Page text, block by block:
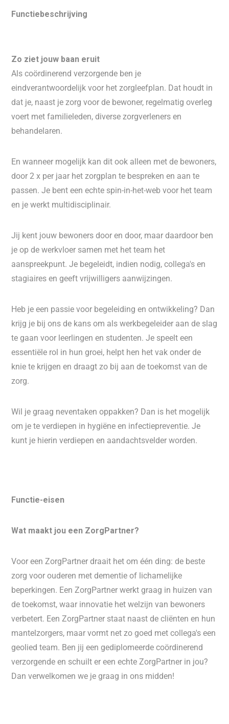
Functiebeschrijving
Zo ziet jouw baan eruit
Als coördinerend verzorgende ben je
eindverantwoordelijk voor het zorgleefplan. Dat houdt in
dat je, naast je zorg voor de bewoner, regelmatig overleg
voert met familieleden, diverse zorgverleners en
behandelaren.
En wanneer mogelijk kan dit ook alleen met de bewoners,
door 2 x per jaar het zorgplan te bespreken en aan te
passen. Je bent een echte spin-in-het-web voor het team
en je werkt multidisciplinair.
Jij kent jouw bewoners door en door, maar daardoor ben
je op de werkvloer samen met het team het
aanspreekpunt. Je begeleidt, indien nodig, collega's en
stagiaires en geeft vrijwilligers aanwijzingen.
Heb je een passie voor begeleiding en ontwikkeling? Dan
krijg je bij ons de kans om als werkbegeleider aan de slag
te gaan voor leerlingen en studenten. Je speelt een
essentiële rol in hun groei, helpt hen het vak onder de
knie te krijgen en draagt zo bij aan de toekomst van de
zorg.
Wil je graag neventaken oppakken? Dan is het mogelijk
om je te verdiepen in hygiëne en infectiepreventie. Je
kunt je hierin verdiepen en aandachtsvelder worden.
Functie-eisen
Wat maakt jou een ZorgPartner?
Voor een ZorgPartner draait het om één ding: de beste
zorg voor ouderen met dementie of lichamelijke
beperkingen. Een ZorgPartner werkt graag in huizen van
de toekomst, waar innovatie het welzijn van bewoners
verbetert. Een ZorgPartner staat naast de cliënten en hun
mantelzorgers, maar vormt net zo goed met collega's een
geolied team. Ben jij een gediplomeerde coördinerend
verzorgende en schuilt er een echte ZorgPartner in jou?
Dan verwelkomen we je graag in ons midden!